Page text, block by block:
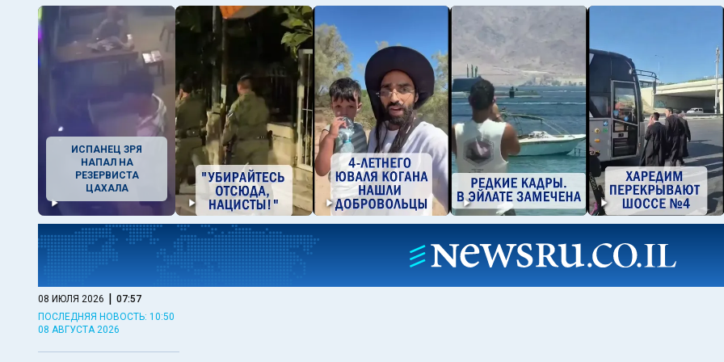
ИСПАНЕЦ ЗРЯ
НАПАЛ НА
РЕЗЕРВИСТА
ЦАХАЛА
08 ИЮЛЯ 2026 | 07:57
ПОСЛЕДНЯЯ НОВОСТЬ: 10:50
08 АВГУСТА 2026